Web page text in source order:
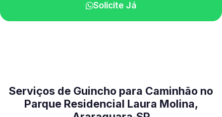
Solicite Já
Serviços de Guincho para Caminhão no
Parque Residencial Laura Molina,